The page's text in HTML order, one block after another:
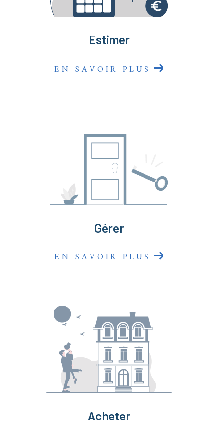
sommes là pour faire de votre projet une réussite
Estimer
EN SAVOIR PLUS
Gérer
EN SAVOIR PLUS
Acheter